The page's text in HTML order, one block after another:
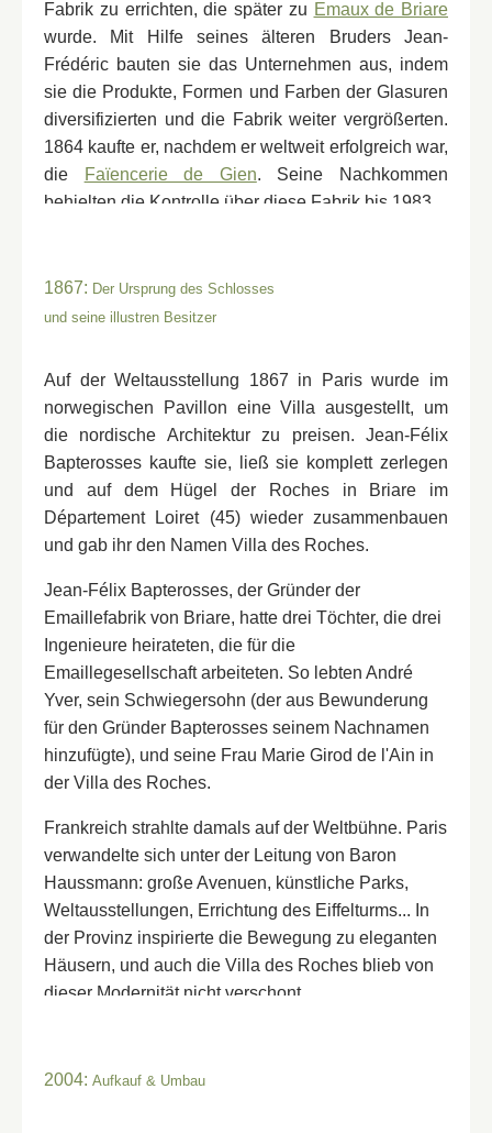
Fabrik zu errichten, die später zu Emaux de Briare
wurde. Mit Hilfe seines älteren Bruders Jean-
Frédéric bauten sie das Unternehmen aus, indem
sie die Produkte, Formen und Farben der Glasuren
diversifizierten und die Fabrik weiter vergrößerten.
1864 kaufte er, nachdem er weltweit erfolgreich war,
die
Faïencerie de Gien. Seine Nachkommen
behielten die Kontrolle über diese Fabrik bis 1983.
Arbeitersiedlungen, ein Hospiz und ein Altersheim.
Weltausstellung und das Offizierskreuz der
Ehrenlegion. Am 13. April 1885 starb Jean-Félix in
Briare. Bei seiner Beerdigung wurde er von
Tausenden Menschen begleitet.
Mit einer Manufaktur, drei Schlössern, einem
Rathaus, einem Krankenhaus, einer Kirche,
Denkmälern war diese Dynastie neben den Römern
und der Kanalbrücke eines der drei
Gründungselemente der Stadt Briare.
1867: Der Ursprung des Schlosses
und seine illustren Besitzer
Auf der Weltausstellung 1867 in Paris wurde im
norwegischen Pavillon eine Villa ausgestellt, um
die nordische Architektur zu preisen. Jean-Félix
Bapterosses kaufte sie, ließ sie komplett zerlegen
und auf dem Hügel der Roches in Briare im
Département Loiret (45) wieder zusammenbauen
und gab ihr den Namen Villa des Roches.
Jean-Félix Bapterosses, der Gründer der
Emaillefabrik von Briare, hatte drei Töchter, die drei
Ingenieure heirateten, die für die
Emaillegesellschaft arbeiteten. So lebten André
Yver, sein Schwiegersohn (der aus Bewunderung
für den Gründer Bapterosses seinem Nachnamen
hinzufügte), und seine Frau Marie Girod de l'Ain in
der Villa des Roches.
Frankreich strahlte damals auf der Weltbühne. Paris
verwandelte sich unter der Leitung von Baron
Haussmann: große Avenuen, künstliche Parks,
Weltausstellungen, Errichtung des Eiffelturms... In
der Provinz inspirierte die Bewegung zu eleganten
Häusern, und auch die Villa des Roches blieb von
dieser Modernität nicht verschont.
2004: Aufkauf & Umbau
Einen Geschenkgutschein nehmen